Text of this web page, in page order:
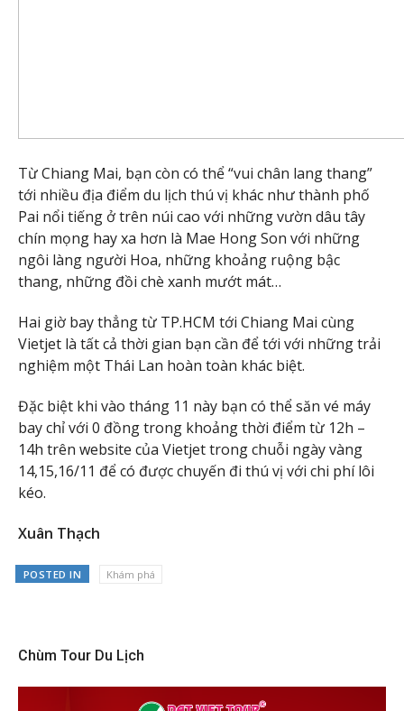
Từ Chiang Mai, bạn còn có thể “vui chân lang thang”
tới nhiều địa điểm du lịch thú vị khác như thành phố
Pai nổi tiếng ở trên núi cao với những vườn dâu tây
chín mọng hay xa hơn là Mae Hong Son với những
ngôi làng người Hoa, những khoảng ruộng bậc
thang, những đồi chè xanh mướt mát…
Hai giờ bay thẳng từ TP.HCM tới Chiang Mai cùng
Vietjet là tất cả thời gian bạn cần để tới với những trải
nghiệm một Thái Lan hoàn toàn khác biệt.
Đặc biệt khi vào tháng 11 này bạn có thể săn vé máy
bay chỉ với 0 đồng trong khoảng thời điểm từ 12h –
14h trên website của Vietjet trong chuỗi ngày vàng
14,15,16/11 để có được chuyến đi thú vị với chi phí lôi
kéo.
Xuân Thạch
POSTED IN Khám phá
Chùm Tour Du Lịch